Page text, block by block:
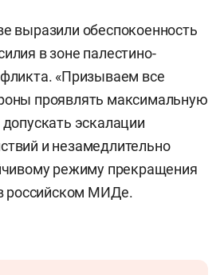
выразили обеспокоенность
в зоне палестино-
«Призываем все
проявлять максимальную
эскалации
и незамедлительно
режиму прекращения
российском МИДе.